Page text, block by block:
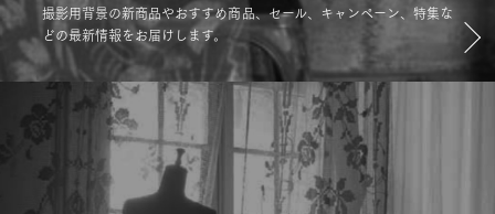
撮影用背景の新商品やおすすめ商品、セール、キャンペーン、特集な
どの最新情報をお届けします。